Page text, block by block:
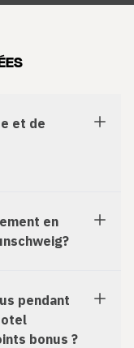
et de
en
pendant
bonus ?